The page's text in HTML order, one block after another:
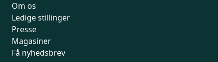
Om os
Ledige stillinger
Presse
Magasiner
Få nyhedsbrev